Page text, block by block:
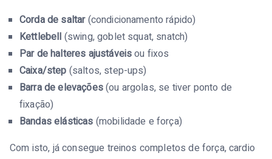
Corda de saltar(condicionamento rápido)
Kettlebell (swing, goblet squat, snatch)
Par de halteres ajustáveisou fixos
Caixa/step (saltos, step-ups)
Barra de elevações(ou argolas, se tiver ponto de
fixação)
Bandas elásticas (mobilidade e força)
Com isto, já consegue treinos completos de força, cardio